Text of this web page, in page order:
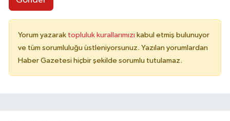
Yorum yazarak topluluk kurallarımızı kabul etmiş bulunuyor
ve tüm sorumluluğu üstleniyorsunuz. Yazılan yorumlardan
Haber Gazetesi hiçbir şekilde sorumlu tutulamaz.